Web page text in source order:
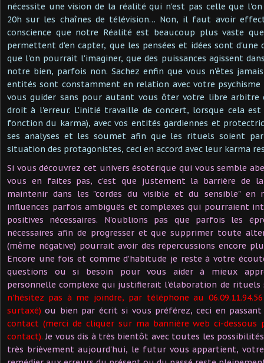
nécessite une vision de la réalité qui n'est pas celle que
20h sur les chaînes de télévision… Non, il faut avoir
conscience que notre Réalité est beaucoup plus vaste
permettent d'en capter, que les pensées et idées sont d'une
que l'on pourrait l'imaginer, que des puissances agissent
notre bien, parfois non. Sachez enfin que vous n'êtes
entités sont constamment en relation avec votre
vous guider sans pour autant vous ôter votre libre
droit à l'erreur. L'initié travaille de concert, lorsque cela est
fonction du karma), avec vos entités gardiennes et
ses analyses et les soumet afin que les rituels soient
situation des protagonistes, ceci en accord avec leur karma
Si vous découvrez cet univers ésotérique qui vous semble
vous en faites pas, c'est que justement la barrière de
maintenir dans les "cordes du visible et du sensible" en
influences parfois ambiguës et complexes qui pourraient
positives nécessaires. N'oublions pas que parfois les
nécessaires afin de progresser et que supprimer toute
(même négative) pourrait avoir des répercussions encore
Encore une fois et comme d'habitude je reste à votre
questions ou si besoin pour vous aider à mieux
personnelle complexe qui justifierait l'élaboration de rituels
n'hésitez pas à me joindre, par téléphone au
surtaxé) ou bien par écrit si vous préférez, ceci en
contact (merci de cliquer sur ma bannière web ci-dessous
contact). Je vous dis à très bientôt avec toutes les
très brièvement aujourd'hui, le futur vous appartient,